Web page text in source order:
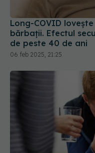
Long-COVID
bărbații. Efectul
de peste 40 de ani
06 feb 2025, 21:25